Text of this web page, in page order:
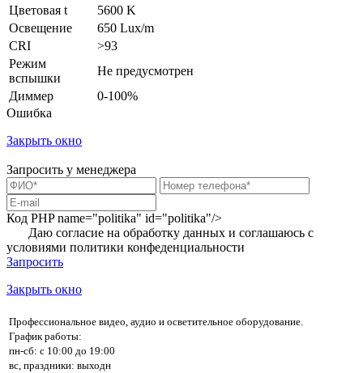
Цветовая t
5600 K
Освещение
650 Lux/m
CRI
>93
Режим
вспышки
Не предусмотрен
Диммер
0-100%
Ошибка
Закрыть окно
Запросить у менеджера
Код PHPname="politika" id="politika"/>
Даю согласие на обработку данных и соглашаюсь с
условиями политики конфеденциальности
Запросить
Закрыть окно
Профессиональное видео, аудио и осветительное оборудование.
График работы:
пн-сб: с 10:00 до 19:00
вс, праздники: выходн